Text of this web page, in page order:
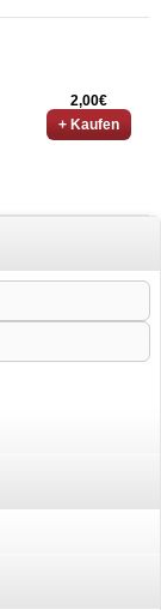
2,00€
+ Kaufen